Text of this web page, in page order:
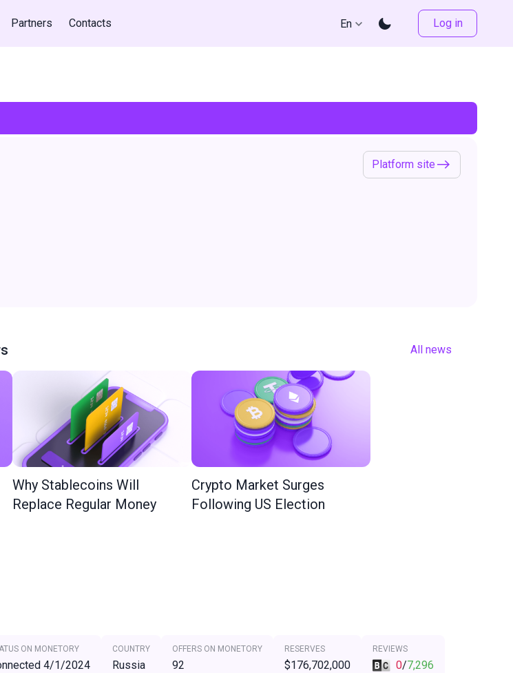
Partners Contacts En Log in
Platform site
All news
Why Stablecoins Will
Replace Regular Money
Crypto Market Surges
Following US Election
ON MONETORY
4/1/2024
COUNTRY
Russia
OFFERS ON MONETORY
92
RESERVES
$176,702,000
REVIEWS
0/7,296